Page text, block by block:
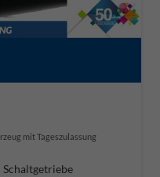
mit Tageszulassung
Schaltgetriebe